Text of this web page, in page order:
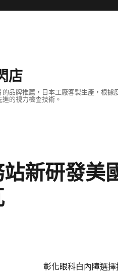
店
的品牌推薦，日本工廠客製生產，根
的視力檢查技術。
新研發美
彰化眼科白內障選